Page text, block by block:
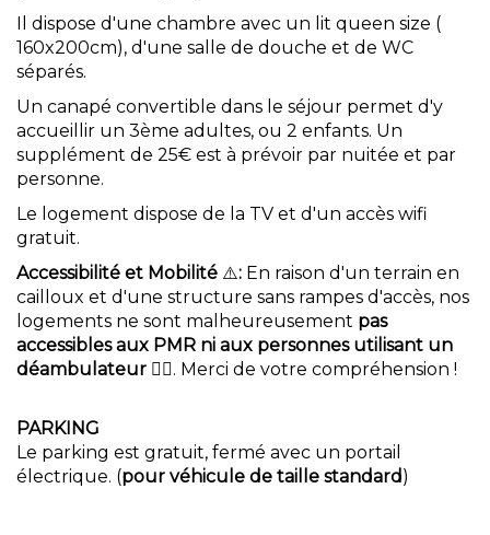
Il dispose d'une chambre avec un lit queen size (
160x200cm), d'une salle de douche et de WC
séparés.
Un canapé convertible dans le séjour permet d'y
accueillir un 3ème adultes, ou 2 enfants. Un
supplément de 25€ est à prévoir par nuitée et par
personne.
Le logement dispose de la TV et d'un accès wifi
gratuit.
Accessibilité et Mobilité ⚠️: En raison d'un terrain en
cailloux et d'une structure sans rampes d'accès, nos
logements ne sont malheureusement pas
accessibles aux PMR ni aux personnes utilisant un
déambulateur 🚶‍♀️. Merci de votre compréhension !
PARKING
Le parking est gratuit, fermé avec un portail
électrique. (pour véhicule de taille standard)